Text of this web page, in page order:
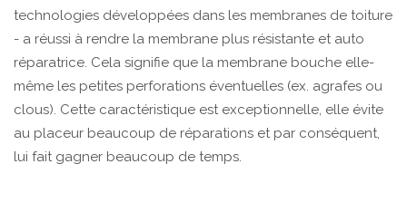
technologies développées dans les membranes de toiture
- a réussi à rendre la membrane plus résistante et auto
réparatrice. Cela signifie que la membrane bouche elle-
même les petites perforations éventuelles (ex. agrafes ou
clous). Cette caractéristique est exceptionnelle, elle évite
au placeur beaucoup de réparations et par conséquent,
lui fait gagner beaucoup de temps.